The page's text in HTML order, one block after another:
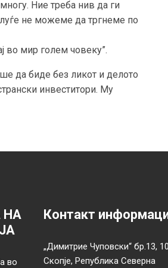
Ние треба нив да ги
не можеме да тргнеме по
мир голем човеку”.
да биде без ликот и делото
инвеститори. Му
НА
во
Контакт
„Димитрие Чуповски“ бр.13,
Скопје, Република Северна